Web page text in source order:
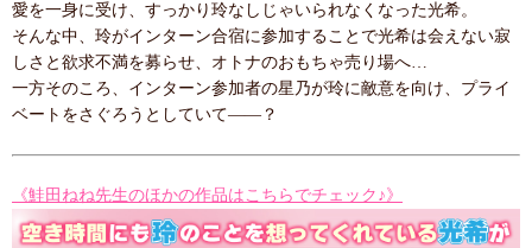
愛を一身に受け、すっかり玲なしじゃいられなくなった光希。
そんな中、玲がインターン合宿に参加することで光希は会えない寂
しさと欲求不満を募らせ、オトナのおもちゃ売り場へ…
一方そのころ、インターン参加者の星乃が玲に敵意を向け、プライ
ベートをさぐろうとしていて――？
《鮭田ねね先生のほかの作品はこちらでチェック♪》